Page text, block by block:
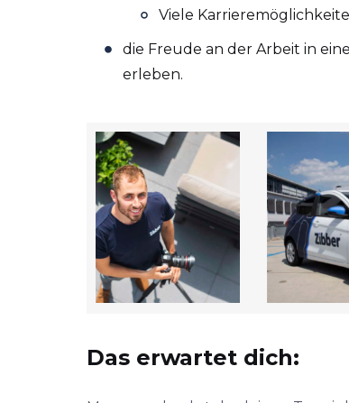
Viele
die Freude an der Arbeit in
erleben.
Das erwartet dich: